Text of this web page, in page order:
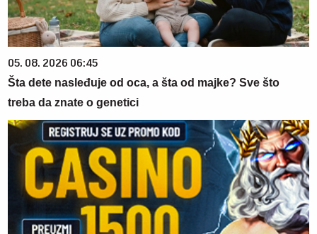
05. 08. 2026 06:45
Šta dete nasleđuje od oca, a šta od majke? Sve što
treba da znate o genetici